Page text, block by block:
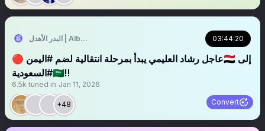
البدر الأهدل | Albadr Alahdal 03:44:20
🔴 عاجل رشاد العليمي يبدأ بمرحلة انتقالية لضم #اليمن🇾🇪 إلى
#السعودية🇸🇦‼️
6.5k tuned in Jan 11, 2026
+48 Convert